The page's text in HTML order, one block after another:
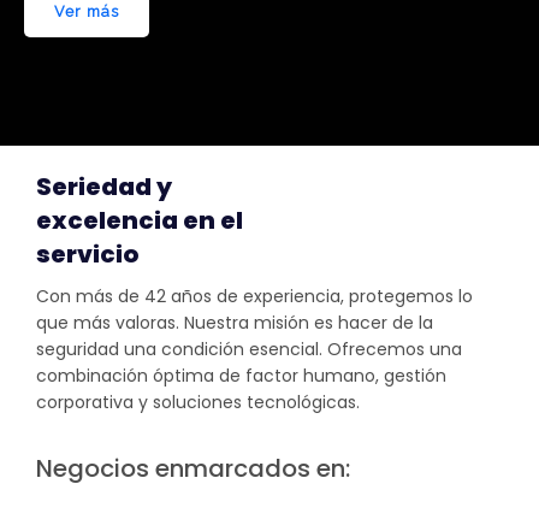
Ver más
Seriedad y
excelencia en el
servicio
Con más de 42 años de experiencia, protegemos lo
que más valoras. Nuestra misión es hacer de la
seguridad una condición esencial. Ofrecemos una
combinación óptima de factor humano, gestión
corporativa y soluciones tecnológicas.
Negocios enmarcados en: